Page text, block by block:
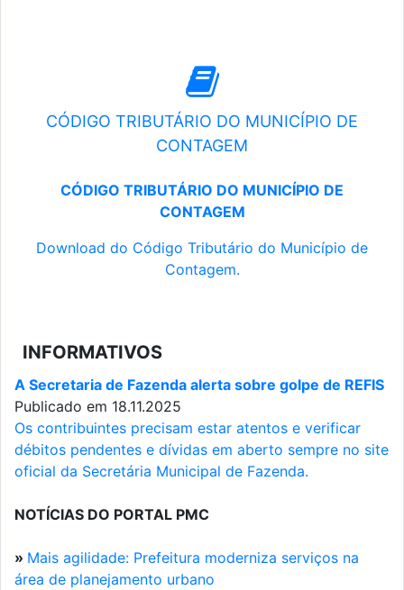
CÓDIGO TRIBUTÁRIO DO MUNICÍPIO DE
CONTAGEM
CÓDIGO TRIBUTÁRIO DO MUNICÍPIO DE
CONTAGEM
Download do Código Tributário do Município de
Contagem.
INFORMATIVOS
A Secretaria de Fazenda alerta sobre golpe de REFIS
Publicado em 18.11.2025
Os contribuintes precisam estar atentos e verificar
débitos pendentes e dívidas em aberto sempre no site
oficial da Secretária Municipal de Fazenda.
NOTÍCIAS DO PORTAL PMC
» Mais agilidade: Prefeitura moderniza serviços na
área de planejamento urbano